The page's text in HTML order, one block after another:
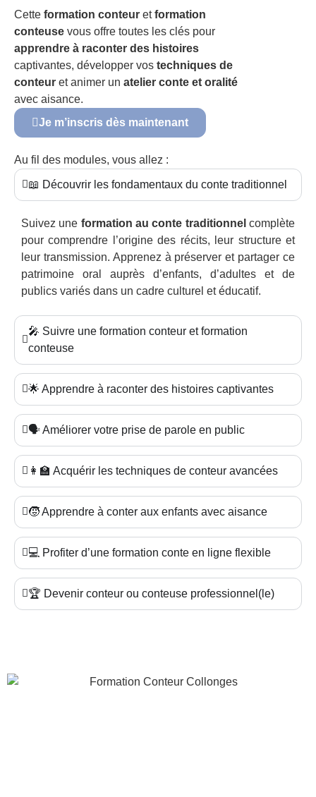
Cette formation conteur etformation
conteuse vous offre toutes les clés pour
apprendre à raconter des histoires
captivantes, développer vos techniques de
conteur et animer un atelier conte et oralité
avec aisance.
Je m’inscris dès maintenant
Au fil des modules, vous allez :
📖 Découvrir les fondamentaux du conte traditionnel
Suivez une formation au conte traditionnel complète
pour comprendre l’origine des récits, leur structure et
leur transmission. Apprenez à préserver et partager ce
patrimoine oral auprès d’enfants, d’adultes et de
publics variés dans un cadre culturel et éducatif.
🎤 Suivre une formation conteur et formation
conteuse
🌟 Apprendre à raconter des histoires captivantes
🗣️ Améliorer votre prise de parole en public
👩‍🏫 Acquérir les techniques de conteur avancées
🧒 Apprendre à conter aux enfants avec aisance
💻 Profiter d’une formation conte en ligne flexible
🏆 Devenir conteur ou conteuse professionnel(le)